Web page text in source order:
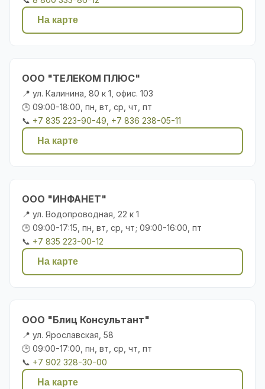
На карте
ООО "ТЕЛЕКОМ ПЛЮС"
📍 ул. Калинина, 80 к 1, офис. 103
🕒 09:00-18:00, пн, вт, ср, чт, пт
📞 +7 835 223-90-49, +7 836 238-05-11
На карте
ООО "ИНФАНЕТ"
📍 ул. Водопроводная, 22 к 1
🕒 09:00-17:15, пн, вт, ср, чт; 09:00-16:00, пт
📞 +7 835 223-00-12
На карте
ООО "Блиц Консультант"
📍 ул. Ярославская, 58
🕒 09:00-17:00, пн, вт, ср, чт, пт
📞 +7 902 328-30-00
На карте